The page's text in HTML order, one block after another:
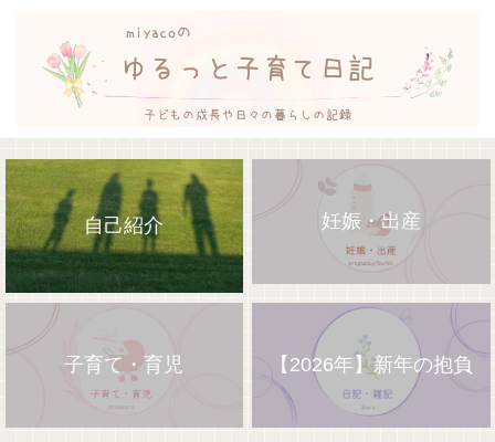
自己紹介 妊娠・出産
子育て・育児 【2026年】新年の抱負